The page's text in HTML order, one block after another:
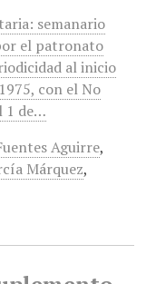
semanario
el patronato
al inicio
con el No
1 de…
Aguirre,
Márquez,